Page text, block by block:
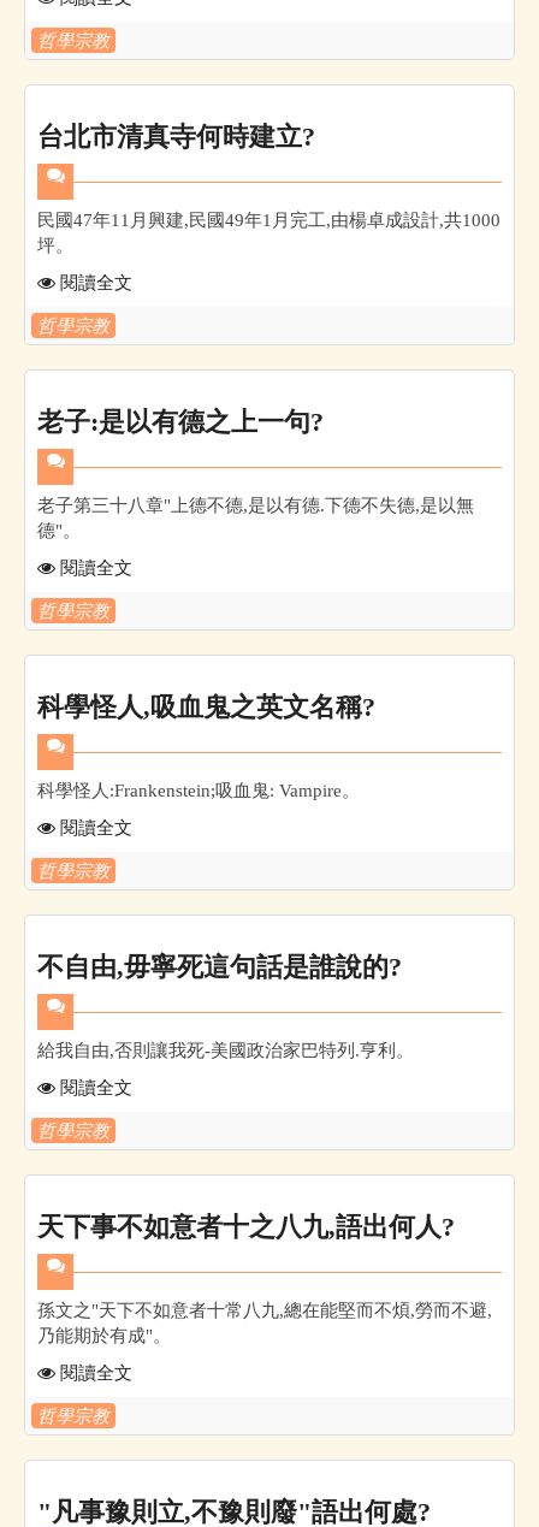
哲學宗教
台北市清真寺何時建立?
民國47年11月興建,民國49年1月完工,由楊卓成設計,共1000
坪。
閱讀全文
哲學宗教
老子:是以有德之上一句?
老子第三十八章"上德不德,是以有德.下德不失德,是以無
德"。
閱讀全文
哲學宗教
科學怪人,吸血鬼之英文名稱?
科學怪人:Frankenstein;吸血鬼: Vampire。
閱讀全文
哲學宗教
不自由,毋寧死這句話是誰說的?
給我自由,否則讓我死-美國政治家巴特列.亨利。
閱讀全文
哲學宗教
天下事不如意者十之八九,語出何人?
孫文之"天下不如意者十常八九,總在能堅而不煩,勞而不避,
乃能期於有成"。
閱讀全文
哲學宗教
"凡事豫則立,不豫則廢"語出何處?